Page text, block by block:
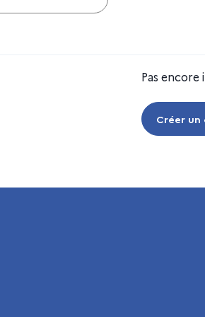
Pas encore
Créer un